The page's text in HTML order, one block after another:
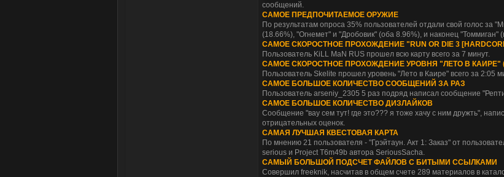
сообщений.
САМОЕ ПРЕДПОЧИТАЕМОЕ ОРУЖИЕ
По результатам опроса 35% пользователей отдали свой голос за
(18.66%), "Огнемет" и "Дробовик" (оба 8.96%), и наконец "Томмиган"
САМОЕ СКОРОСТНОЕ ПРОХОЖДЕНИЕ "RUN OR DIE 3
Пользователь KiLL MaN RUS прошел всю карту всего за 7 минут.
САМОЕ СКОРОСТНОЕ ПРОХОЖДЕНИЕ УРОВНЯ "ЛЕТО В КАИРЕ"
Пользователь Skelite прошел уровень "Лето в Каире" всего за 2:05
САМОЕ БОЛЬШОЕ КОЛИЧЕСТВО СООБЩЕНИЙ ЗА РАЗ
Пользователь arseniy_2305 5 раз подряд написал сообщение
САМОЕ БОЛЬШОЕ КОЛИЧЕСТВО ДИЗЛАЙКОВ
Сообщение "вау сем тут! где это??? я тоже хачу с ним дружть",
отрицательных оценок.
САМАЯ ЛУЧШАЯ КВЕСТОВАЯ КАРТА
По мнению 21 пользователя - "Грэйтаун. Акт 1: Заказ" от
serious и Project T6m49b автора SeriousSacha.
САМЫЙ БОЛЬШОЙ ПОДСЧЕТ ФАЙЛОВ С БИТЫМИ ССЫЛКАМИ
Совершил freeknik, насчитав в общем счете 289 материалов в